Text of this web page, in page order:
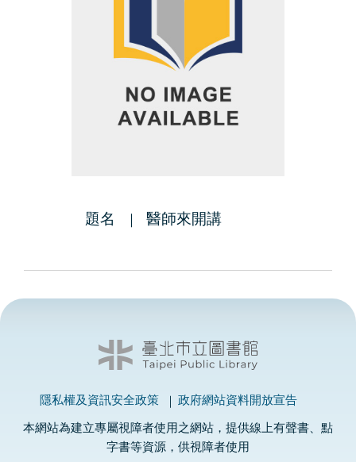
題名 醫師來開講
隱私權及資訊安全政策 政府網站資料開放宣告
本網站為建立專屬視障者使用之網站，提供線上有聲書、點
字書等資源，供視障者使用